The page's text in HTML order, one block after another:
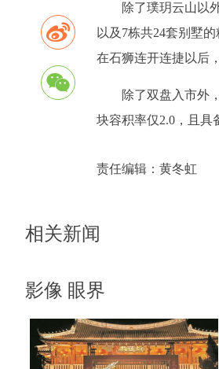
除了璞玥云山以
以及7栋共24套别墅
在石狮连开连捷以后
除了双盘入市外
块容积率仅2.0，且具
责任编辑： 黄冬虹
相关新闻
影像 眼界